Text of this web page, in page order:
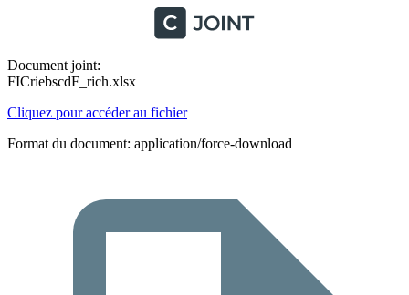
Document joint:
FICriebscdF_rich.xlsx
Cliquez pour accéder au fichier
Format du document: application/force-download